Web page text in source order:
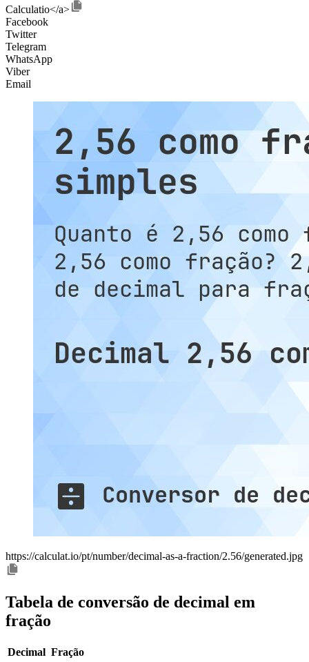
Calculatio</a>
Facebook
Twitter
Telegram
WhatsApp
Viber
Email
https://calculat.io/pt/number/decimal-as-a-fraction/2.56/generated.jpg
Tabela de conversão de decimal em
fração
Decimal Fração